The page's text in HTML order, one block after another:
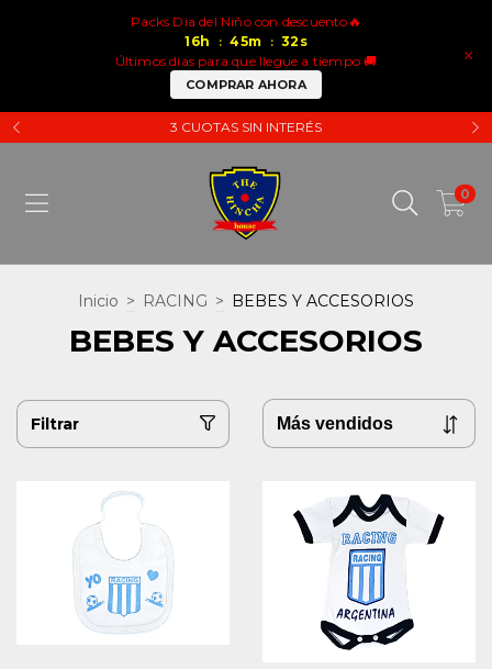
×
Packs Dia del Niño con descuento🔥
16h : 45m : 32 s
Últimos días para que llegue a tiempo 🚚
COMPRAR AHORA
3 CUOTAS SIN INTERÉS
0
Inicio > RACING > BEBES Y ACCESORIOS
BEBES Y ACCESORIOS
Filtrar